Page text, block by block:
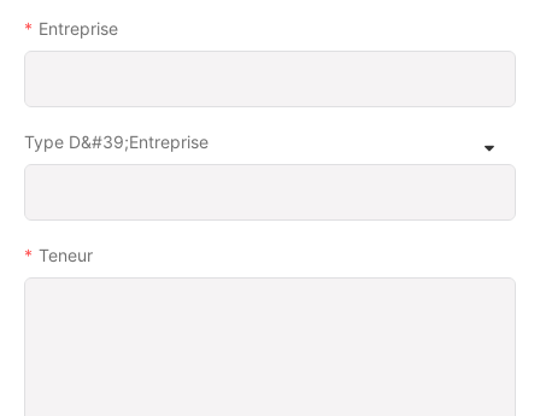
Entreprise
Type D&#39;entreprise
Teneur